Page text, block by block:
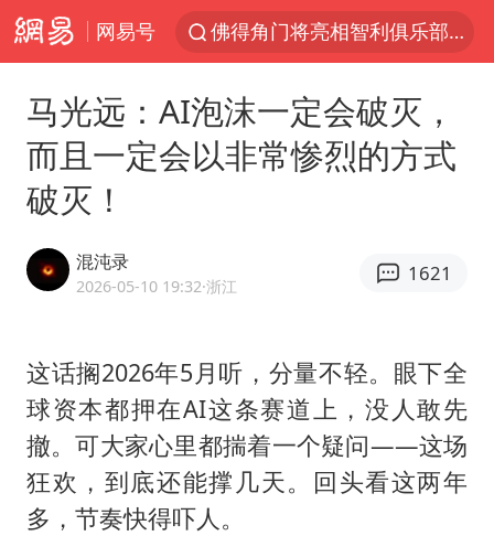
网易号
看守所辅警收受10万获刑1年
CIA被曝已秘密设立古巴工作组
泰国一女公务员妆容引争议 本人回应
中国养老床位“三连降”
外交部发言人就广岛核爆81周年等答记者问
贵州轮胎子公司获美国退税8136万
吉林一“温度计大楼”读数爆表
多地要求领导干部带头休假
马光远：AI泡沫一定会破灭，
而且一定会以非常惨烈的方式
破灭！
混沌录
2026-05-10 19:32·浙江
1621
这话搁2026年5月听，分量不轻。眼下全
球资本都押在AI这条赛道上，没人敢先
撤。可大家心里都揣着一个疑问——这场
狂欢，到底还能撑几天。回头看这两年
多，节奏快得吓人。